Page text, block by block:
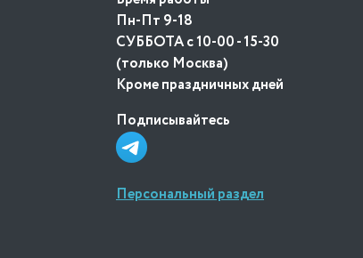
Пн-Пт 9-18
СУББОТА с 10-00 - 15-30
(только Москва)
Кроме праздничных дней
Подписывайтесь
Персональный раздел